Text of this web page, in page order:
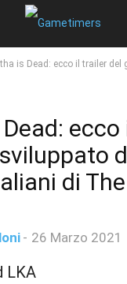
is Dead: ecco il trailer del
di
- 26 Marzo 2021